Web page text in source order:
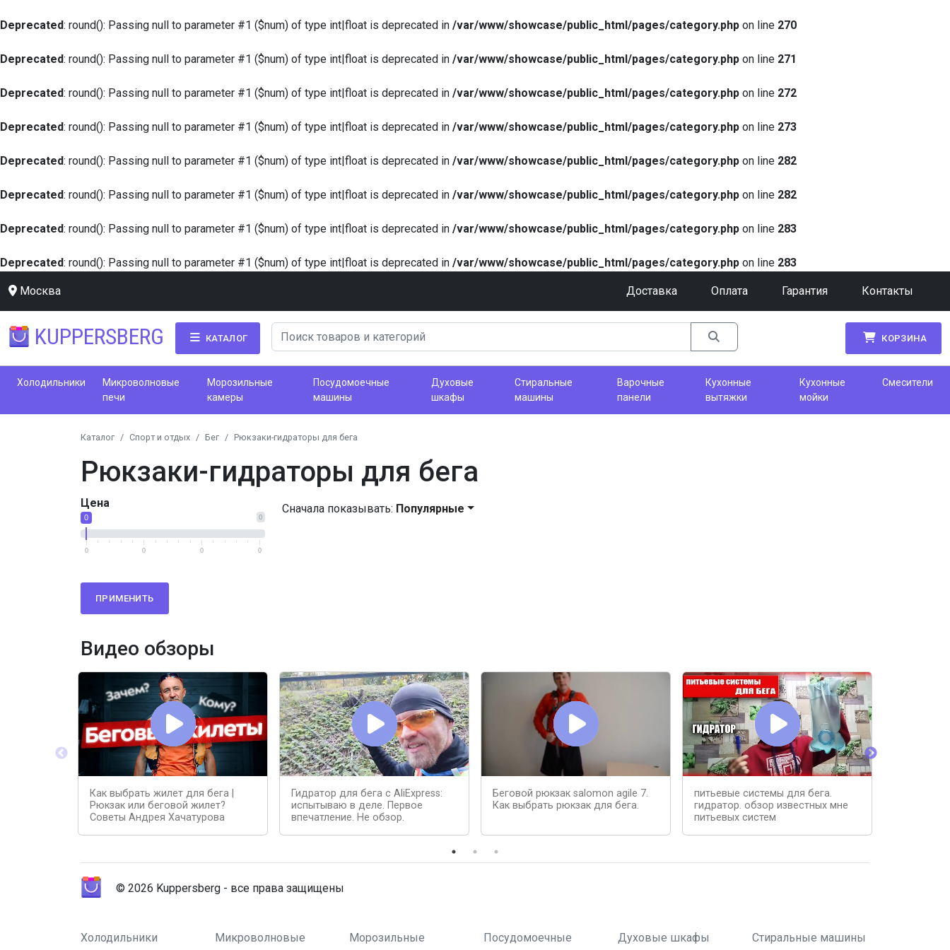
Deprecated: round(): Passing null to parameter #1 ($num) of type int|float is deprecated in /var/www/showcase/public_html/pages/category.php on line 270
Deprecated: round(): Passing null to parameter #1 ($num) of type int|float is deprecated in /var/www/showcase/public_html/pages/category.php on line 271
Deprecated: round(): Passing null to parameter #1 ($num) of type int|float is deprecated in /var/www/showcase/public_html/pages/category.php on line 272
Deprecated: round(): Passing null to parameter #1 ($num) of type int|float is deprecated in /var/www/showcase/public_html/pages/category.php on line 273
Deprecated: round(): Passing null to parameter #1 ($num) of type int|float is deprecated in /var/www/showcase/public_html/pages/category.php on line 282
Deprecated: round(): Passing null to parameter #1 ($num) of type int|float is deprecated in /var/www/showcase/public_html/pages/category.php on line 282
Deprecated: round(): Passing null to parameter #1 ($num) of type int|float is deprecated in /var/www/showcase/public_html/pages/category.php on line 283
Deprecated: round(): Passing null to parameter #1 ($num) of type int|float is deprecated in /var/www/showcase/public_html/pages/category.php on line 283
Москва Доставка Оплата Гарантия Контакты
KUPPERSBERG КАТАЛОГ КОРЗИНА
Холодильники
Микроволновые
печи
Морозильные
камеры
Посудомоечные
машины
Духовые
шкафы
Стиральные
машины
Варочные
панели
Кухонные
вытяжки
Кухонные
мойки
Смесители
Каталог Спорт и отдых Бег Рюкзаки-гидраторы для бега
Рюкзаки-гидраторы для бега
Цена
0
0
0 0 0 0
ПРИМЕНИТЬ
Сначала показывать: Популярные
Видео обзоры
Как выбрать жилет для бега |
Рюкзак или беговой жилет?
Советы Андрея Хачатурова
Гидратор для бега с AliExpress:
испытываю в деле. Первое
впечатление. Не обзор.
Беговой рюкзак salomon agile 7.
Как выбрать рюкзак для бега.
питьевые системы для бега.
гидратор. обзор известных мне
питьевых систем
© 2026 Kuppersberg - все права защищены
Холодильники
Микроволновые
Морозильные
Посудомоечные
Духовые шкафы Стиральные машины